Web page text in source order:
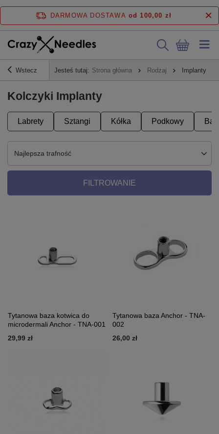
DARMOWA DOSTAWA od 100,00 zł
Wstecz Jesteś tutaj: Strona główna Rodzaj Implanty
Kolczyki Implanty
Labrety Sztangi Kółka Podkowy
Najlepsza trafność
FILTROWANIE
Tytanowa baza kotwica do
microdermali Anchor - TNA-001
29,99 zł
Tytanowa baza Anchor - TNA-
002
26,00 zł